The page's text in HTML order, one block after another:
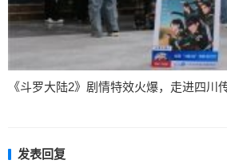
《斗罗大陆2》剧情特效火爆，走进四川
发表回复